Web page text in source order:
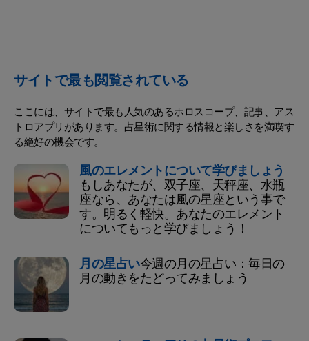
サイトで最も閲覧されている
ここには、サイトで最も人気のあるホロスコープ、記事、アス
トロアプリがあります。占星術に関する情報と楽しさを満喫す
る絶好の機会です。
風のエレメントについて学びましょう
もしあなたが、双子座、天秤座、水瓶
座なら、あなたは風の星座という事で
す。明るく軽快。あなたのエレメント
についてもっと学びましょう！
月の星占い今週の月の星占い：毎日の
月の動きをたどってみましょう